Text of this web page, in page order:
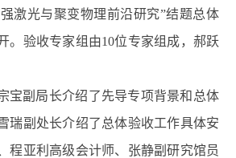
激光与聚变物理前沿研究”结题总体
。验收专家组由10位专家组成，郝跃
宝副局长介绍了先导专项背景和总体
瑞副处长介绍了总体验收工作具体安
程亚利高级会计师、张静副研究馆员